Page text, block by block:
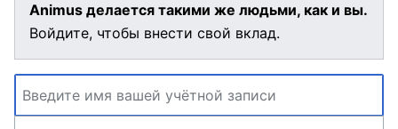
Animus делается такими же людьми, как и вы.
Войдите, чтобы внести свой вклад.